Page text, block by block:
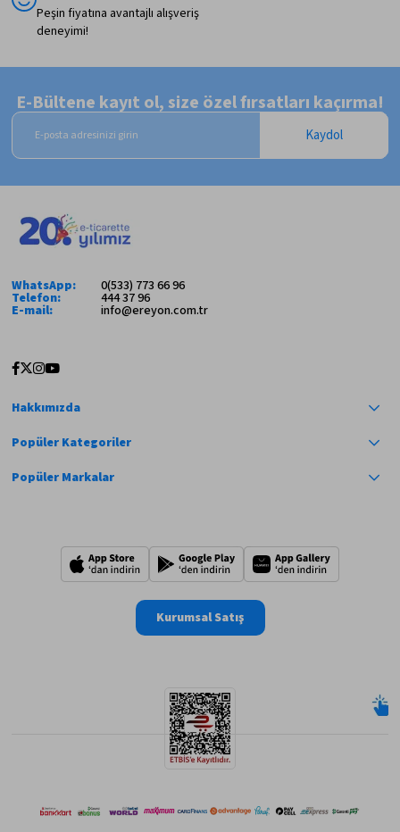
Peşin fiyatına avantajlı alışveriş
deneyimi!
E-Bültene kayıt ol, size özel fırsatları kaçırma!
Kaydol
WhatsApp: 0(533) 773 66 96
Telefon: 444 37 96
E-mail: info@ereyon.com.tr
Hakkımızda
Popüler Kategoriler
Popüler Markalar
Kurumsal Satış